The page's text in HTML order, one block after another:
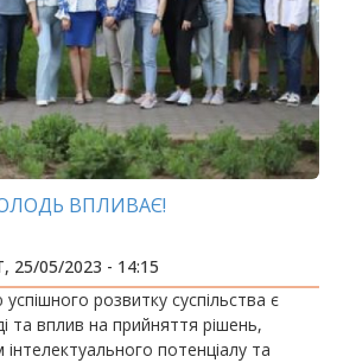
ВПЛИВАЄ!
25/05/2023 - 14:15
розвитку суспільства є
та вплив на прийняття рішень,
інтелектуального потенціалу та